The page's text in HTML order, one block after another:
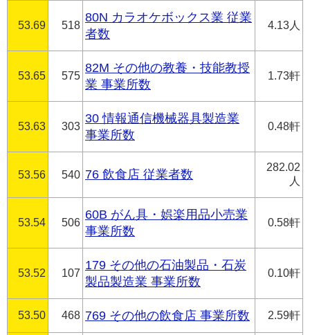
53.69 518
80N カラオケボックス業 従業
者数
4.13人
53.65 575
82M その他の教養・技能教授
業 事業所数
1.73軒
53.63 303
30 情報通信機械器具製造業
事業所数
0.48軒
53.56 540 76 飲食店 従業者数
282.02
人
53.54 506
60B がん具・娯楽用品小売業
事業所数
0.58軒
53.52 107
179 その他の石油製品・石炭
製品製造業 事業所数
0.10軒
53.50 468 769 その他の飲食店 事業所数 2.59軒